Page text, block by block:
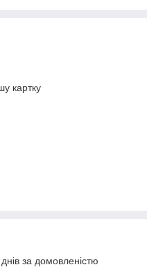
картку
за домовленістю